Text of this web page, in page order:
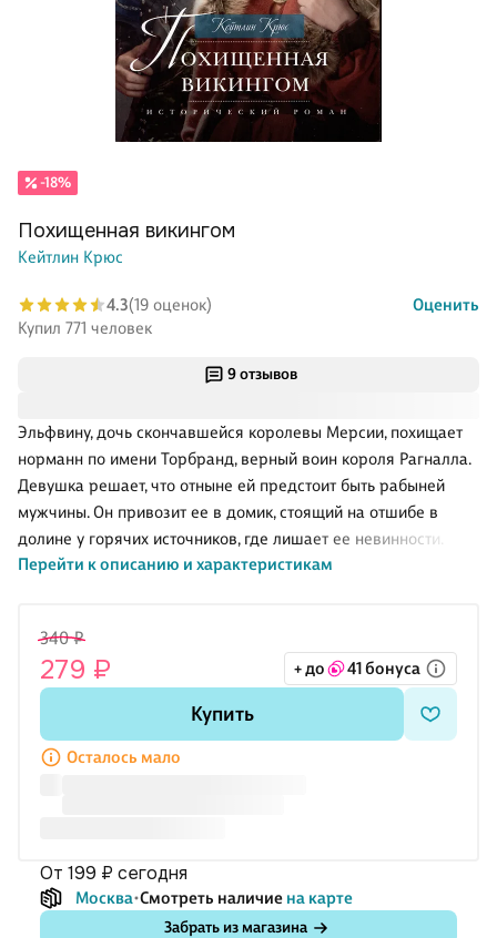
9 отзывов
Эльфвину, дочь скончавшейся королевы Мерсии, похищает
норманн по имени Торбранд, верный воин короля Рагналла.
Девушка решает, что отныне ей предстоит быть рабыней
мужчины. Он привозит ее в домик, стоящий на отшибе в
долине у горячих источников, где лишает ее невинности.
После нескольких месяцев тихой жизни, которая ей очень
внезапно их обоих призывает король Рагналл. Выясняется,
что он намерен использовать Эльфвину в своих целях
против ее дяди, короля Уэссекса Эдуарда, но позже, время
для действий еще не пришло. Торбранд давно получил от
своего короля задание охранять леди саксов,
Перейти к описанию и характеристикам
-18%
Похищенная викингом
Кейтлин Крюс
4.3(19 оценок)
Оценить
Купил 771 человек
340 ₽
279 ₽ + до 41 бонуса
Купить
Осталось мало
от 199 ₽ сегодня
Москва Смотреть наличие на карте
Забрать из магазина